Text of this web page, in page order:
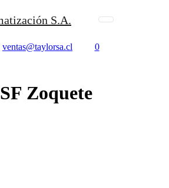
ventas@taylorsa.cl 0
SF Zoquete